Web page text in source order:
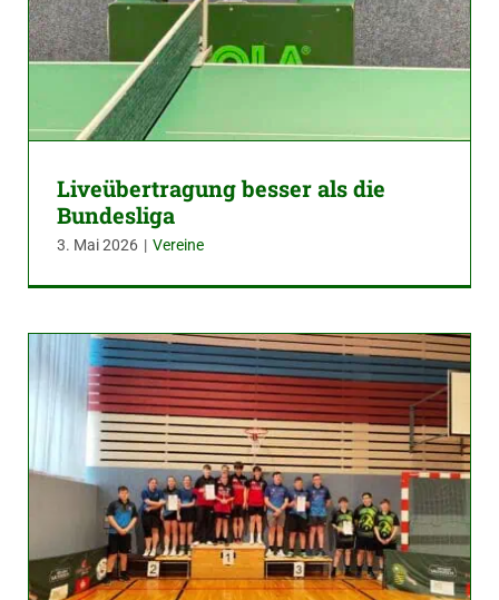
Liveübertragung besser als die
Bundesliga
3. Mai 2026 | Vereine